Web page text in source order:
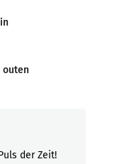
outen
der Zeit!